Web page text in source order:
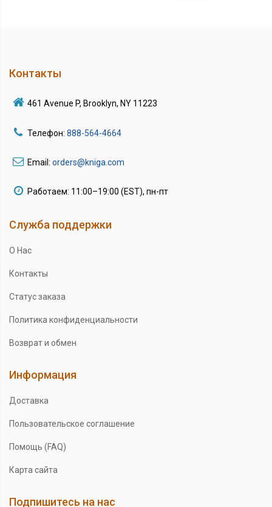
Контакты
461 Avenue P, Brooklyn, NY 11223
Телефон: 888-564-4664
Email: orders@kniga.com
Работаем: 11:00–19:00 (EST), пн-пт
Служба поддержки
О Нас
Контакты
Статус заказа
Политика конфиденциальности
Возврат и обмен
Информация
Доставка
Пользовательское соглашение
Помощь (FAQ)
Карта сайта
Подпишитесь на нас